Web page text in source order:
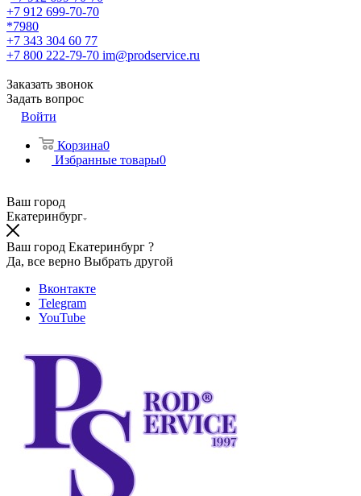
+7 912 699-70-70
*7980
+7 343 304 60 77
+7 800 222-79-70 im@prodservice.ru
Заказать звонок
Задать вопрос
Войти
Корзина0
Избранные товары0
Ваш город
Екатеринбург
Ваш город Екатеринбург ?
Да, все верно Выбрать другой
Вконтакте
Telegram
YouTube